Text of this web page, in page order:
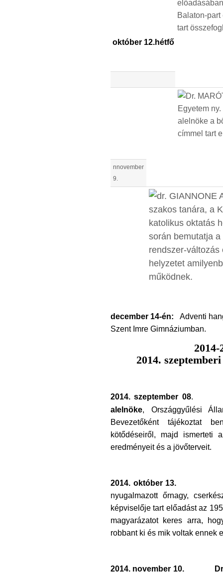
október 12.hétfő
nnovember
9.
december 14-én: Adventi
Szent Imre Gimnáziumban.
2014-
2014.
2014. szeptember 08
alelnöke
Országgyűlési
Bevezetőként tájékoztat
kötődéseiről, majd ismerteti
eredményeit és a jövőterveit.
2014. október 13.
nyugalmazott őrnagy,
képviselője tart előadást az
magyarázatot keres arra,
robbant ki és mik voltak ennek
2014. november 10.